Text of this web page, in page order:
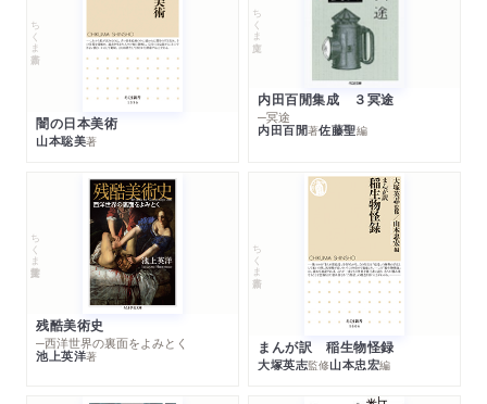
ちくま新書
闇の日本美術
山本聡美著
ちくま文庫
内田百閒集成 ３冥途
─冥途
内田百閒著佐藤聖編
ちくま学芸文庫
残酷美術史
─西洋世界の裏面をよみとく
池上英洋著
ちくま新書
まんが訳 稲生物怪録
大塚英志監修山本忠宏編